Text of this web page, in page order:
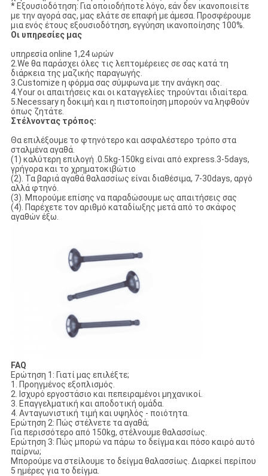
* Εξουσιοδότηση: Για οποιοδήποτε λόγο, εάν δεν ικανοποιείτε
με την αγορά σας, μας ελάτε σε επαφή με άμεσα. Προσφέρουμε
μια ενός έτους εξουσιοδότηση, εγγύηση ικανοποίησης 100%.
Οι υπηρεσίες μας
υπηρεσία online 1,24 ωρών
2.We θα παράσχει όλες τις λεπτομέρειες σε σας κατά τη
διάρκεια της μαζικής παραγωγής.
3.Customize η φόρμα σας σύμφωνα με την ανάγκη σας.
4.Your οι απαιτήσεις και οι καταγγελίες τηρούνται ιδιαίτερα.
5.Necessary η δοκιμή και η πιστοποίηση μπορούν να ληφθούν
όπως ζητάτε.
Στέλνοντας τρόπος:
Θα επιλέξουμε το φτηνότερο και ασφαλέστερο τρόπο στα
σταλμένα αγαθά.
(1) καλύτερη επιλογή .0.5kg-150kg είναι από express.3-5days,
γρήγορα και το χρηματοκιβώτιο
(2). Τα βαριά αγαθά θαλασσίως είναι διαθέσιμα, 7-30days, αργό
αλλά φτηνό.
(3). Μπορούμε επίσης να παραδώσουμε ως απαιτήσεις σας
(4). Παρέχετε τον αριθμό καταδίωξης μετά από το σκάφος
αγαθών έξω.
FAQ
Ερώτηση 1: Γιατί μας επιλέξτε;
1. Προηγμένος εξοπλισμός.
2. Ισχυρό εργοστάσιο και πεπειραμένοι μηχανικοί.
3. Επαγγελματική και αποδοτική ομάδα.
4. Ανταγωνιστική τιμή και υψηλός - ποιότητα.
Ερώτηση 2: Πώς στέλνετε τα αγαθά;
Για περισσότερο από 150kg, στέλνουμε θαλασσίως.
Ερώτηση 3: Πώς μπορώ να πάρω το δείγμα και πόσο καιρό αυτό
παίρνω;
Μπορούμε να στείλουμε το δείγμα θαλασσίως. Διαρκεί περίπου
5 ημέρες για το δείγμα.